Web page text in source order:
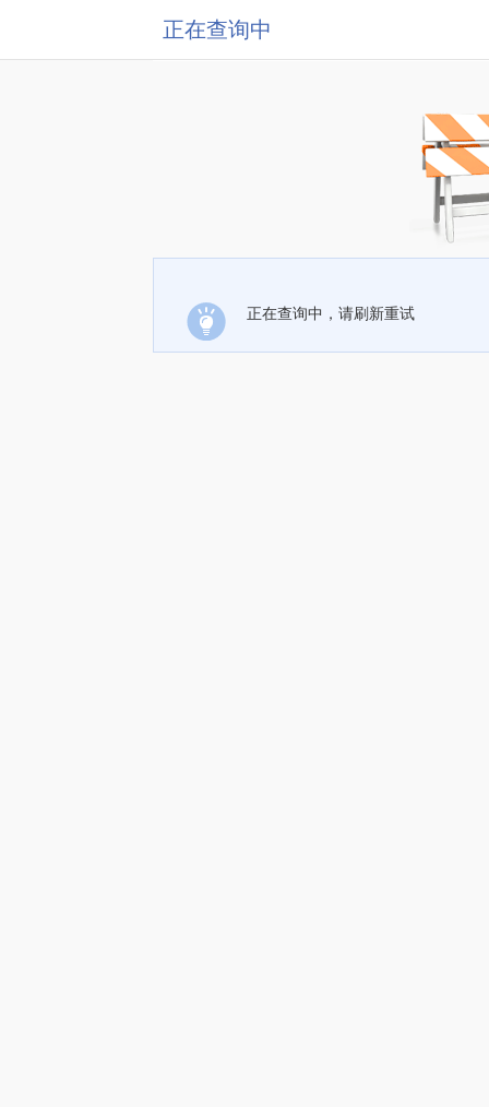
正在查询中
正在查询中，请刷新重试